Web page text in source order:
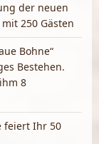
der neuen
250 Gästen
Bohne“
Bestehen.
8
feiert Ihr 50